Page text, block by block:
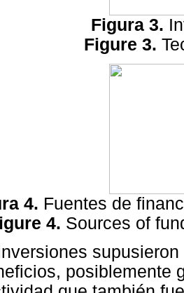
Figura 3.
Figure 3.
4. Fuentes de
4. Sources of
posiblemente